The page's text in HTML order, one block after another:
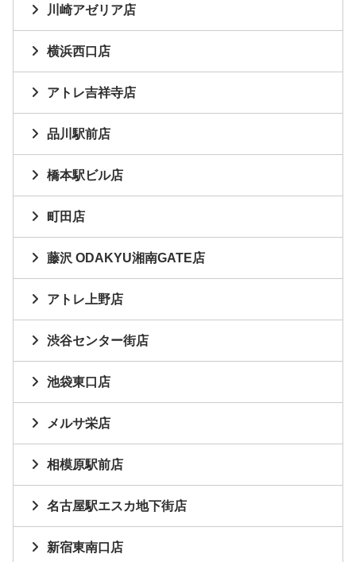
川崎アゼリア店
横浜西口店
アトレ吉祥寺店
品川駅前店
橋本駅ビル店
町田店
藤沢 ODAKYU湘南GATE店
アトレ上野店
渋谷センター街店
池袋東口店
メルサ栄店
相模原駅前店
名古屋駅エスカ地下街店
新宿東南口店